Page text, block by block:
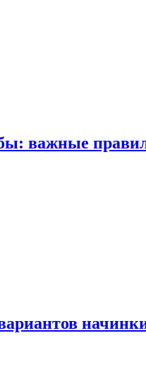
важные